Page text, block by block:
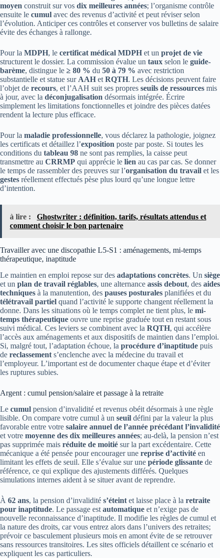
moyen construit sur vos dix meilleures années; l’organisme contrôle
ensuite le cumul avec des revenus d’activité et peut réviser selon
l’évolution. Anticiper ces contrôles et conserver vos bulletins de salaire
évite des échanges à rallonge.
Pour la MDPH, le certificat médical MDPH et un projet de vie
structurent le dossier. La commission évalue un taux selon le guide-
barème, distingue le ≥ 80 % du 50 à 79 % avec restriction
substantielle et statue sur AAH et RQTH. Les décisions peuvent faire
l’objet de recours, et l’AAH suit ses propres seuils de ressources mis
à jour, avec la déconjugalisation désormais intégrée. Écrire
simplement les limitations fonctionnelles et joindre des pièces datées
rendent la lecture plus efficace.
Pour la maladie professionnelle, vous déclarez la pathologie, joignez
les certificats et détaillez l’exposition poste par poste. Si toutes les
conditions du tableau 98 ne sont pas remplies, la caisse peut
transmettre au CRRMP qui apprécie le lien au cas par cas. Se donner
le temps de rassembler des preuves sur l’organisation du travail et les
gestes réellement effectués pèse plus lourd qu’une longue lettre
d’intention.
à lire :
Ghostwriter : définition, tarifs, résultats attendus et
comment choisir le bon partenaire
Travailler avec une discopathie L5-S1 : aménagements, mi-temps
thérapeutique, inaptitude
Le maintien en emploi repose sur des adaptations concrètes. Un siège
et un plan de travail réglables, une alternance assis debout, des aides
techniques à la manutention, des pauses posturales planifiées et du
télétravail partiel quand l’activité le supporte changent réellement la
donne. Dans les situations où le temps complet ne tient plus, le mi-
temps thérapeutique ouvre une reprise graduée tout en restant sous
suivi médical. Ces leviers se combinent avec la RQTH, qui accélère
l’accès aux aménagements et aux dispositifs de maintien dans l’emploi.
Si, malgré tout, l’adaptation échoue, la procédure d’inaptitude puis
de reclassement s’enclenche avec la médecine du travail et
l’employeur. L’important est de documenter chaque étape et d’éviter
les ruptures subies.
Argent : cumul pension/salaire et passage à la retraite
Le cumul pension d’invalidité et revenus obéit désormais à une règle
lisible. On compare votre cumul à un seuil défini par la valeur la plus
favorable entre votre salaire annuel de l’année précédant l’invalidité
et votre moyenne des dix meilleures années; au-delà, la pension n’est
pas supprimée mais réduite de moitié sur la part excédentaire. Cette
mécanique a été pensée pour encourager une reprise d’activité en
limitant les effets de seuil. Elle s’évalue sur une période glissante de
référence, ce qui explique des ajustements différés. Quelques
simulations internes aident à se situer avant de reprendre.
À 62 ans, la pension d’invalidité s’éteint et laisse place à la retraite
pour inaptitude. Le passage est automatique et n’exige pas de
nouvelle reconnaissance d’inaptitude. Il modifie les règles de cumul et
la nature des droits, car vous entrez alors dans l’univers des retraites;
prévoir ce basculement plusieurs mois en amont évite de se retrouver
sans ressources transitoires. Les sites officiels détaillent ce scénario et
expliquent les cas particuliers.